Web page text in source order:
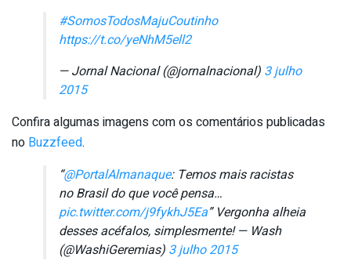
#SomosTodosMajuCoutinho
https://t.co/yeNhM5ell2
— Jornal Nacional (@jornalnacional) 3 julho
2015
Confira algumas imagens com os comentários publicadas
no Buzzfeed.
“@PortalAlmanaque: Temos mais racistas
no Brasil do que você pensa…
pic.twitter.com/j9fykhJ5Ea” Vergonha alheia
desses acéfalos, simplesmente! — Wash
(@WashiGeremias) 3 julho 2015